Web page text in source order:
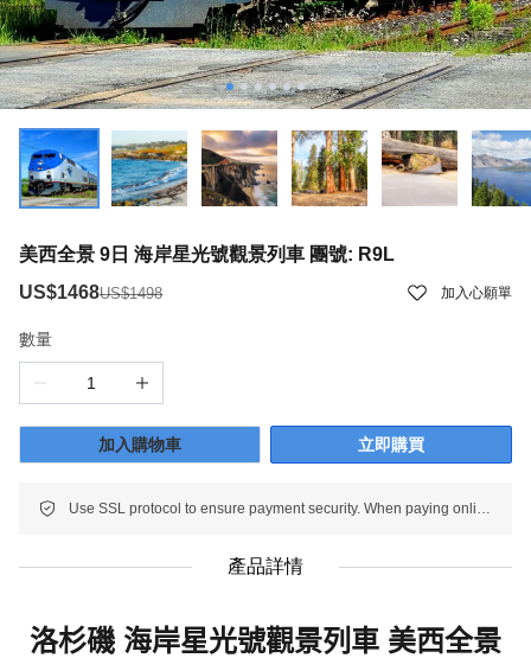
美西全景 9日 海岸星光號觀景列車 團號: R9L
US$1468US$1498 加入心願單
數量
加入購物車 立即購買
Use SSL protocol to ensure payment security. When paying online, your payment information is protected.
產品詳情
洛杉磯 海岸星光號觀景列車 美西全景